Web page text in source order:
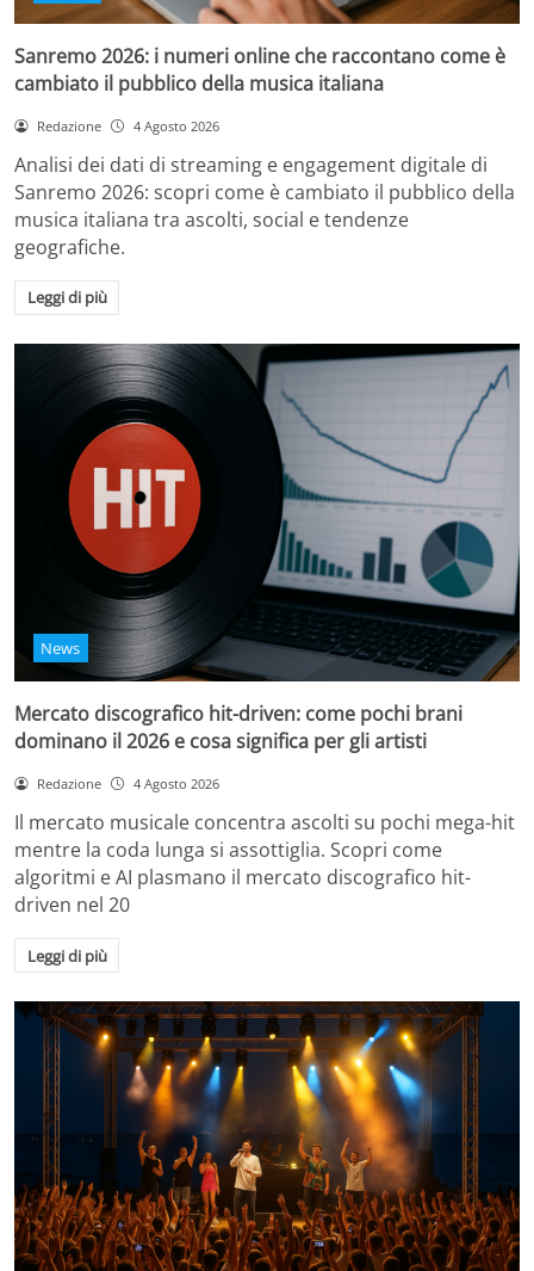
Sanremo 2026: i numeri online che raccontano come è
cambiato il pubblico della musica italiana
Redazione 4 Agosto 2026
Analisi dei dati di streaming e engagement digitale di
Sanremo 2026: scopri come è cambiato il pubblico della
musica italiana tra ascolti, social e tendenze
geografiche.
Leggi di più
News
Mercato discografico hit-driven: come pochi brani
dominano il 2026 e cosa significa per gli artisti
Redazione 4 Agosto 2026
Il mercato musicale concentra ascolti su pochi mega-hit
mentre la coda lunga si assottiglia. Scopri come
algoritmi e AI plasmano il mercato discografico hit-
driven nel 20
Leggi di più